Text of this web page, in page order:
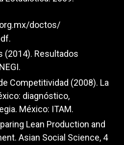
doctos/
(2014). Resultados
Competitividad (2008). La
diagnóstico,
México: ITAM.
Lean Production and
Asian Social Science, 4